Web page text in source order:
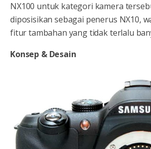
NX100 untuk kategori kamera
diposisikan sebagai penerus NX10,
fitur tambahan yang tidak terlalu
Konsep & Desain